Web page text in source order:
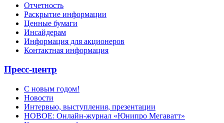
Отчетность
Раскрытие информации
Ценные бумаги
Инсайдерам
Информация для акционеров
Контактная информация
Пресс-центр
С новым годом!
Новости
Интервью, выступления, презентации
НОВОЕ: Онлайн-журнал «Юнипро Мегаватт»